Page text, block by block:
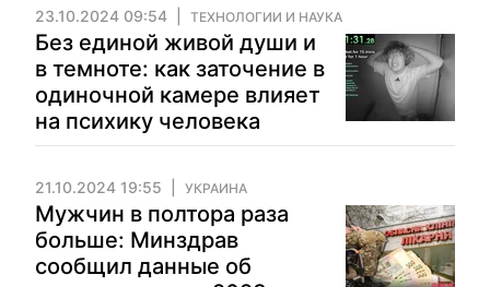
23.10.2024 09:54 ТЕХНОЛОГИИ И НАУКА
Без единой живой души и
в темноте: как заточение в
одиночной камере влияет
на психику человека
21.10.2024 19:55 УКРАИНА
Мужчин в полтора раза
больше: Минздрав
сообщил данные об